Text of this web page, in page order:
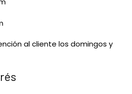
al cliente los domingos y